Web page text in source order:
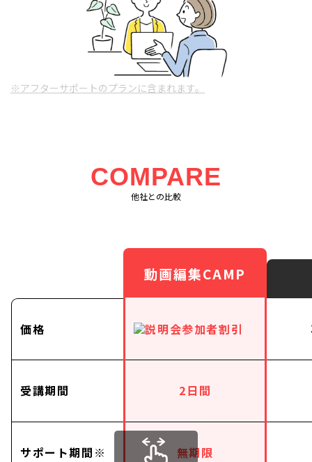
※アフターサポートのプランに含まれます。
COMPARE
他社との比較
価格
受講期間
サポート期間※
動画編集CAMP
2日間
無期限